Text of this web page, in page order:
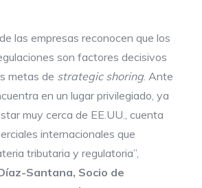
las empresas reconocen que los
son factores decisivos
metas de strategic shoring. Ante
en un lugar privilegiado, ya
muy cerca de EE.UU., cuenta
internacionales que
tributaria y regulatoria”,
Santana, Socio de